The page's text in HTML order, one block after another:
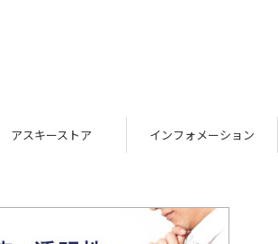
アスキーストア インフォメーション